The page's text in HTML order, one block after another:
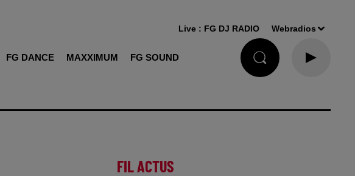
FG DANCE MAXXIMUM FG SOUND
Live : FG DJ RADIO Webradios
FIL ACTUS